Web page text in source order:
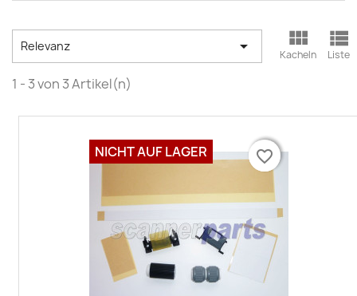
Relevanz  
Kacheln

Liste
1 - 3 von 3 Artikel(n)
favorite_border
NICHT AUF LAGER favorite_border